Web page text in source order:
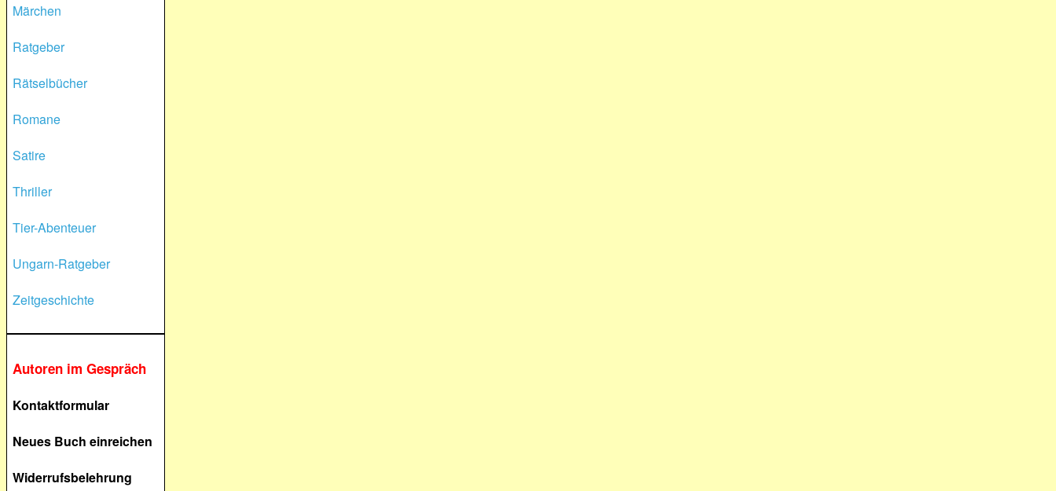
Märchen
Ratgeber
Rätselbücher
Romane
Satire
Thriller
Tier-Abenteuer
Ungarn-Ratgeber
Zeitgeschichte
Autoren im Gespräch
Kontaktformular
Neues Buch einreichen
Widerrufsbelehrung